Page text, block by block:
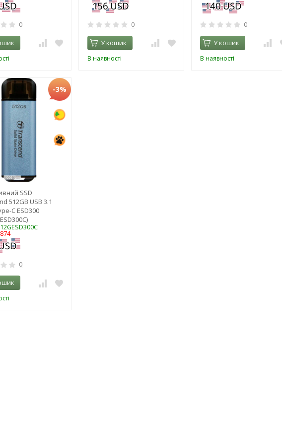
0 0
У кошик
В наявності
0
У кошик
В наявності
-3%
SSD
512GB USB 3.1
C ESD300
0